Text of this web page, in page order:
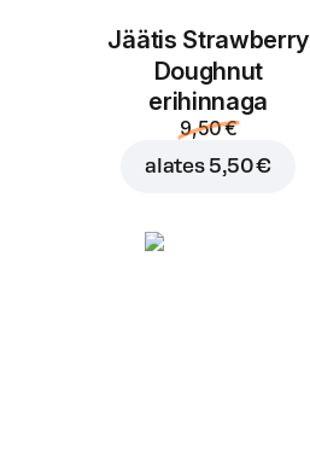
Jäätis Strawberry
Doughnut
erihinnaga
9,50 €
alates 5,50 €